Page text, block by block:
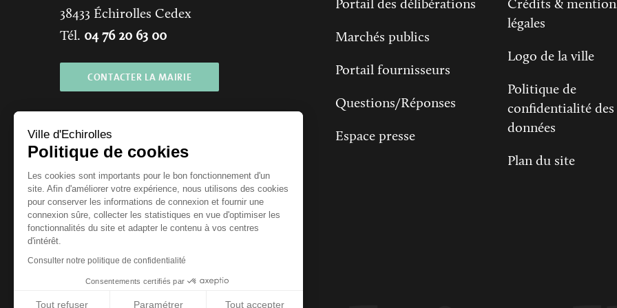
38433 Échirolles Cedex
Tél. 04 76 20 63 00
CONTACTER LA MAIRIE
Horaires
Ouvert du lundi au vendredi
8h30 à 12h et de 13h30à17h
Portail des délibérations
Marchés publics
Portail fournisseurs
Questions/Réponses
Espace presse
Crédits &
légales
Logo de la ville
Politique de
confidentialité des
données
Plan du site
Ville d'Echirolles
Politique de cookies
Les cookies sont importants pour le bon fonctionnement d'un
site. Afin d'améliorer votre expérience, nous utilisons des cookies
pour conserver les informations de connexion et fournir une
connexion sûre, collecter les statistiques en vue d'optimiser les
fonctionnalités du site et adapter le contenu à vos centres
d'intérêt.
Consulter notre politique de confidentialité
Consentements certifiés par
Tout refuser Paramétrer Tout accepter